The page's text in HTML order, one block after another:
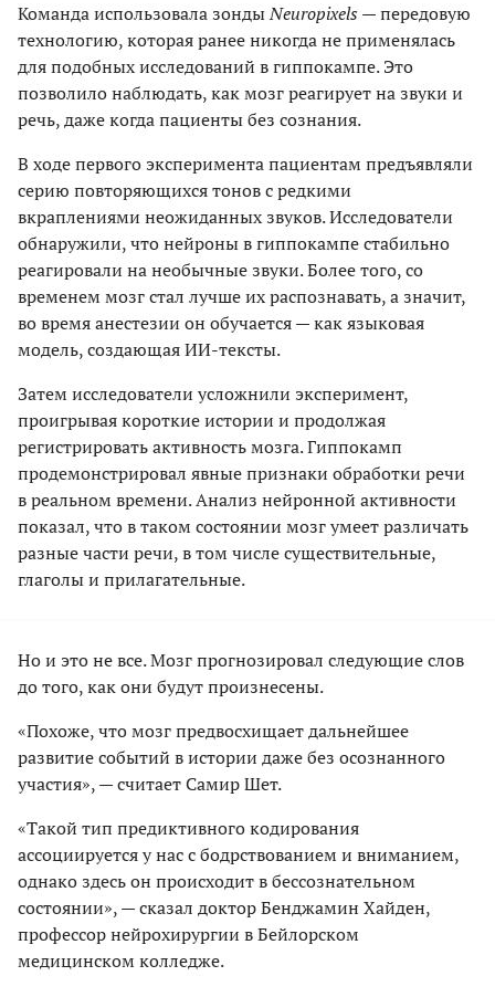
Команда использовала зондыNeuropixels — передовую
технологию, которая ранее никогда не применялась
для подобных исследований в гиппокампе. Это
позволило наблюдать, как мозг реагирует на звуки и
речь, даже когда пациенты без сознания.
В ходе первого эксперимента пациентам предъявляли
серию повторяющихся тонов с редкими
вкраплениями неожиданных звуков. Исследователи
обнаружили, что нейроны в гиппокампе стабильно
реагировали на необычные звуки. Более того, со
временем мозг стал лучше их распознавать, а значит,
во время анестезии он обучается — как языковая
модель, создающая ИИ-тексты.
Затем исследователи усложнили эксперимент,
проигрывая короткие истории и продолжая
регистрировать активность мозга. Гиппокамп
продемонстрировал явные признаки обработки речи
в реальном времени. Анализ нейронной активности
показал, что в таком состоянии мозг умеет различать
разные части речи, в том числе существительные,
глаголы и прилагательные.
Но и это не все. Мозг прогнозировал следующие слов
до того, как они будут произнесены.
«Похоже, что мозг предвосхищает дальнейшее
развитие событий в истории даже без осознанного
участия», — считает Самир Шет.
«Такой тип предиктивного кодирования
ассоциируется у нас с бодрствованием и вниманием,
однако здесь он происходит в бессознательном
состоянии», — сказал доктор Бенджамин Хайден,
профессор нейрохирургии в Бейлорском
медицинском колледже.